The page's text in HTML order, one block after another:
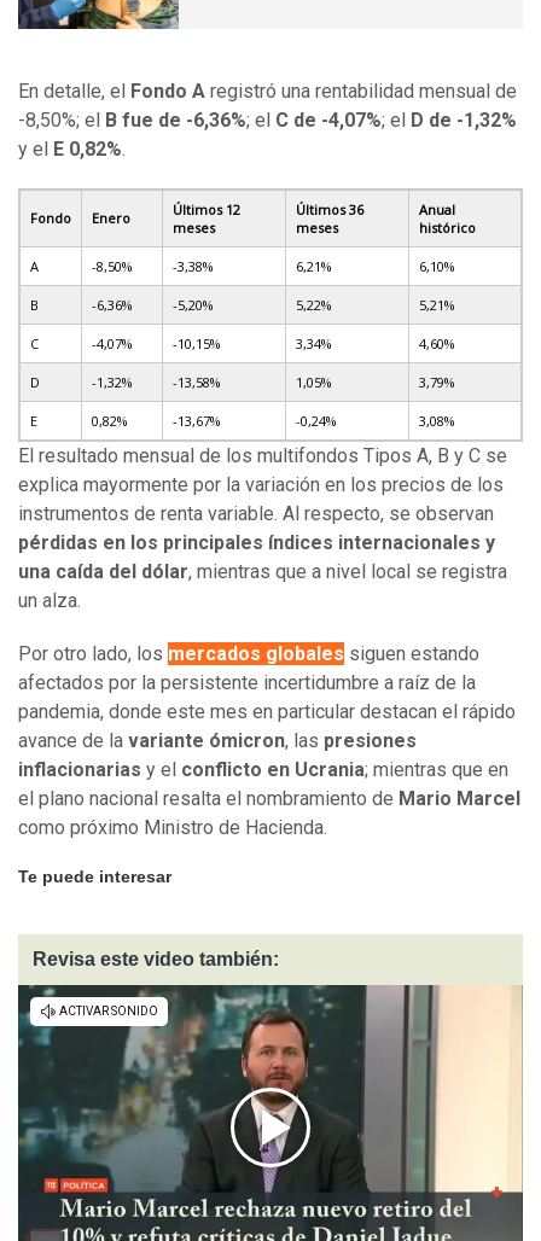
En detalle, el Fondo A registró una rentabilidad mensual de
-8,50%; el
B fue de -6,36%; el C de -4,07%; el
D de -1,32%
y el
E 0,82%.
Fondo Enero
Últimos 12
meses
Últimos 36
meses
Anual
histórico
A -8,50% -3,38% 6,21% 6,10%
B -6,36% -5,20% 5,22% 5,21%
C -4,07% -10,15% 3,34% 4,60%
D -1,32% -13,58% 1,05% 3,79%
E 0,82% -13,67% -0,24% 3,08%
El resultado mensual de los multifondos Tipos A, B y C se
explica mayormente por la variación en los precios de los
instrumentos de renta variable. Al respecto, se observan
pérdidas en los principales índices internacionales y
una caída del dólar, mientras que a nivel local se registra
un alza.
Por otro lado, los mercados globales siguen estando
afectados por la persistente incertidumbre a raíz de la
pandemia, donde este mes en particular destacan el rápido
avance de la variante ómicron, las presiones
inflacionarias y el conflicto en Ucrania; mientras que en
el plano nacional resalta el nombramiento de Mario Marcel
como próximo Ministro de Hacienda.
Te puede interesar
Revisa este video también: